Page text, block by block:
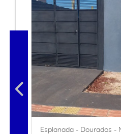
Esplanada - Dourados -